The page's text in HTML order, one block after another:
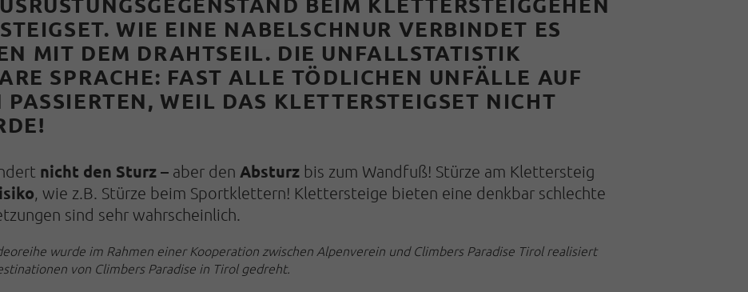
WIE EINE NABELSCHNUR VERBINDET ES
MIT DEM DRAHTSEIL. DIE UNFALL­STATISTIK
SPRACHE: FAST ALLE TÖDLICHEN UNFÄLLE AUF
PAS­SIERTEN, WEIL DAS KLETTERSTEIG­SET NICHT
nicht den Sturz – aber den Absturz bis zum Wand­­fuß! Stürze am Klettersteig
, wie z.B. Stürze beim Sportklettern! Klettersteige bieten eine denkbar schlechte
sind sehr wahr­scheinlich.
wurde im Rahmen einer Kooperation zwischen Alpenverein und Climbers Paradise Tirol realisiert
von Climbers Paradise in Tirol gedreht.